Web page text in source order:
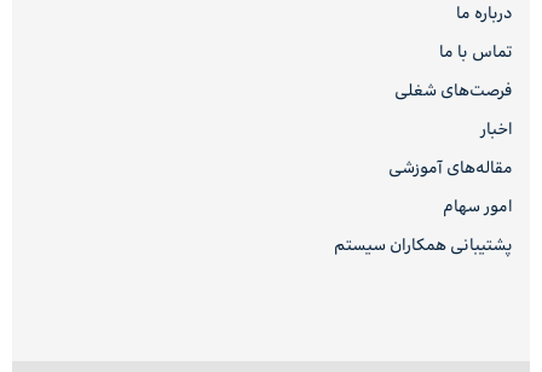
درباره ما
تماس با ما
فرصت‌های شغلی
اخبار
مقاله‌های آموزشی
امور سهام
پشتیبانی همکاران سیستم